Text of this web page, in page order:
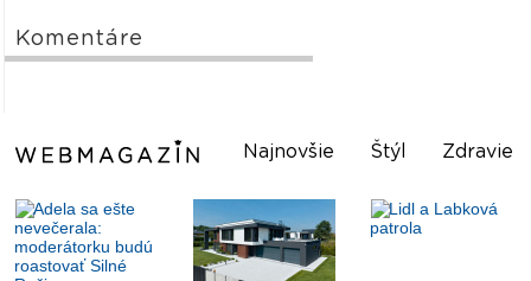
Komentáre
Najnovšie Štýl Zdravie